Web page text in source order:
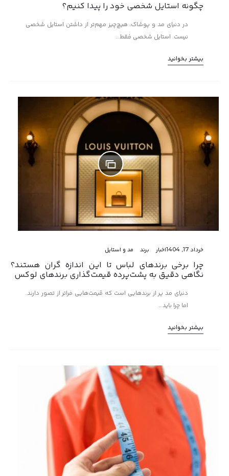
چگونه استایل شخصی خود را پیدا کنیم؟
در دنیای مد و پوشاک، هیچ‌چیز مهم‌تر از داشتن استایل شخصی
نیست. استایل شخصی فقط…
بیشتر بخوانید
خرداد 17, 1404 اخبار برند مد و استایل
چرا برخی برندهای لباس تا این اندازه گران هستند؟
نگاهی دقیق به پشت‌پرده قیمت‌گذاری برندهای لوکس
دنیای مد پر از برندهایی است که قیمت‌هایی فراتر از تصور دارند.
اما چرا باید…
بیشتر بخوانید